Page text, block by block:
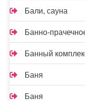
Бали, сауна
Банно-
Банный
Баня
Баня